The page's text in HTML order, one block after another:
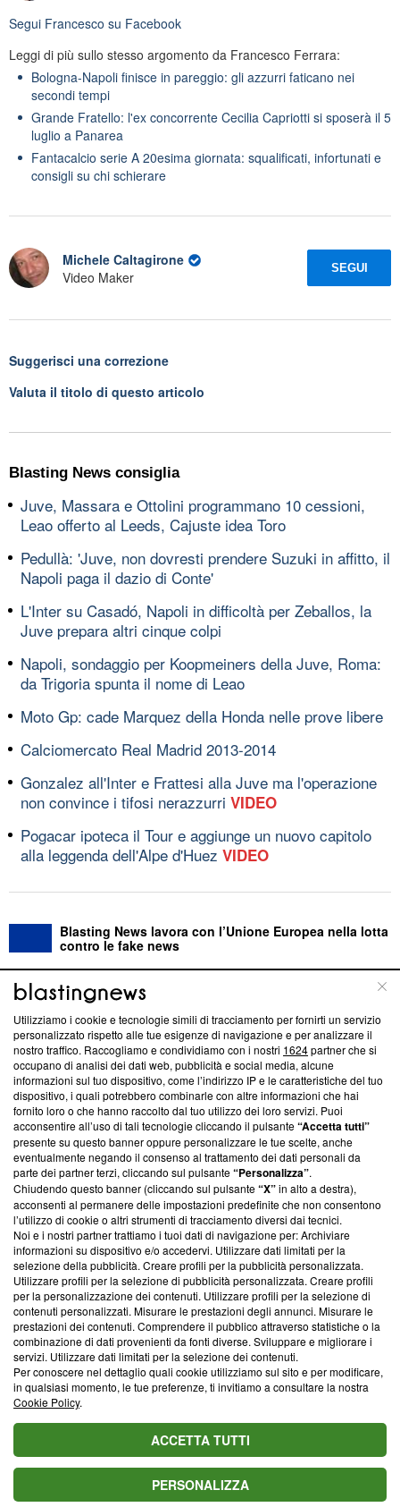
Segui Francesco su Facebook
Leggi di più sullo stesso argomento da Francesco Ferrara:
Bologna-Napoli finisce in pareggio: gli azzurri faticano nei
secondi tempi
Grande Fratello: l'ex concorrente Cecilia Capriotti si sposerà il 5
luglio a Panarea
Fantacalcio serie A 20esima giornata: squalificati, infortunati e
consigli su chi schierare
Michele Caltagirone
Video Maker
SEGUI
Suggerisci una correzione
Valuta il titolo di questo articolo
Blasting News consiglia
Juve, Massara e Ottolini programmano 10 cessioni,
Leao offerto al Leeds, Cajuste idea Toro
Pedullà: 'Juve, non dovresti prendere Suzuki in affitto, il
Napoli paga il dazio di Conte'
L'Inter su Casadó, Napoli in difficoltà per Zeballos, la
Juve prepara altri cinque colpi
Napoli, sondaggio per Koopmeiners della Juve, Roma:
da Trigoria spunta il nome di Leao
Moto Gp: cade Marquez della Honda nelle prove libere
Calciomercato Real Madrid 2013-2014
Gonzalez all'Inter e Frattesi alla Juve ma l'operazione
non convince i tifosi nerazzurri VIDEO
Pogacar ipoteca il Tour e aggiunge un nuovo capitolo
alla leggenda dell'Alpe d'Huez VIDEO
Blasting News lavora con l’Unione Europea nella lotta
contro le fake news
ABOUT LINEA EDITORIALE
Questa sezione offre informazioni trasparenti su Blasting
News, sui nostri processi editoriali e su come ci impegniamo a
creare news di qualità. Inoltre, afferma la nostra aderenza a
‘Trust Project - News with Integrity’Blasting News non è
ancora membro del programma, ma ha richiesto di farne
parte; Trust Project non ha ancora effettuato una verifica di
conformità agli standard.
Su di noi
Team editoriale
Corporate
Redazione
Informativa Privacy
Cookie Policy
Blasting SA, IDI CHE-247.845.224, Via Carlo Frasca, 3 - 6900
Lugano (Svizzera) Tel:+39 0690258937
© 2026 Blasting News
Utilizziamo i cookie e tecnologie simili di tracciamento per fornirti un servizio
personalizzato rispetto alle tue esigenze di navigazione e per analizzare il
nostro traffico. Raccogliamo e condividiamo con i nostri 1624partner che si
occupano di analisi dei dati web, pubblicità e social media, alcune
informazioni sul tuo dispositivo, come l’indirizzo IP e le caratteristiche del tuo
dispositivo, i quali potrebbero combinarle con altre informazioni che hai
fornito loro o che hanno raccolto dal tuo utilizzo dei loro servizi. Puoi
acconsentire all’uso di tali tecnologie cliccando il pulsante“Accetta tutti”
presente su questo banner oppure personalizzare le tue scelte, anche
eventualmente negando il consenso al trattamento dei dati personali da
parte dei partner terzi, cliccando sul pulsante“Personalizza”.
Chiudendo questo banner (cliccando sul pulsante“X”in alto a destra),
acconsenti al permanere delle impostazioni predefinite che non consentono
l’utilizzo di cookie o altri strumenti di tracciamento diversi dai tecnici.
Noi e i nostri partner trattiamo i tuoi dati di navigazione per: Archiviare
informazioni su dispositivo e/o accedervi. Utilizzare dati limitati per la
selezione della pubblicità. Creare profili per la pubblicità personalizzata.
Utilizzare profili per la selezione di pubblicità personalizzata. Creare profili
per la personalizzazione dei contenuti. Utilizzare profili per la selezione di
contenuti personalizzati. Misurare le prestazioni degli annunci. Misurare le
prestazioni dei contenuti. Comprendere il pubblico attraverso statistiche o la
combinazione di dati provenienti da fonti diverse. Sviluppare e migliorare i
servizi. Utilizzare dati limitati per la selezione dei contenuti.
Per conoscere nel dettaglio quali cookie utilizziamo sul sito e per modificare,
in qualsiasi momento, le tue preferenze, ti invitiamo a consultare la nostra
Cookie Policy.
ACCETTA TUTTI
PERSONALIZZA